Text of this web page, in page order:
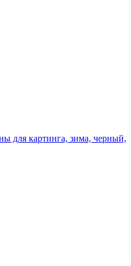
для картинга, зима, черный,